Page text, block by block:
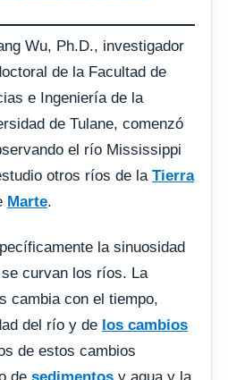
Wu, Ph.D., investigador
de la Facultad de
e Ingeniería de la
de Tulane, comenzó
el río Mississippi
otros ríos de la Tierra
Marte.
la sinuosidad
curvan los ríos. La
cambia con el tiempo,
del río y de los cambios
de estos cambios